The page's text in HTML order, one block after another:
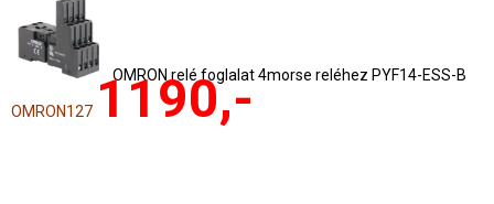
OMRON relé foglalat 4morse reléhez PYF14-ESS-B
OMRON127 1190,-